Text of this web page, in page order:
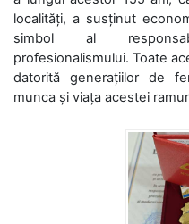
localități, a susținut
simbol al
profesionalismului. Toate
datorită generațiilor de
munca și viața acestei